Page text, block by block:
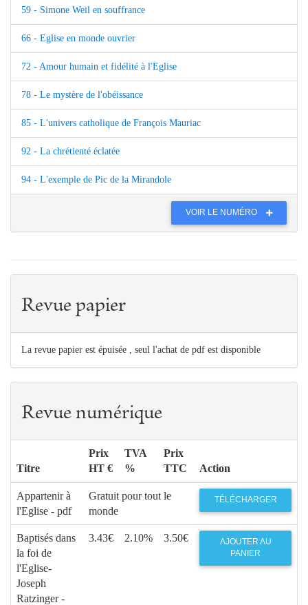
59 - Simone Weil en souffrance
66 - Eglise en monde ouvrier
72 - Amour humain et fidélité à l'Eglise
78 - Le mystère de l'obéissance
85 - L'univers catholique de François Mauriac
92 - La chrétienté éclatée
94 - L'exemple de Pic de la Mirandole
VOIR LE NUMÉRO
Revue papier
La revue papier est épuisée , seul l'achat de pdf est disponible
Revue numérique
Titre
Prix
HT €
TVA
%
Prix
TTC
Action
Appartenir à
l'Eglise - pdf
Gratuit pour tout le
monde
TÉLÉCHARGER
Baptisés dans
la foi de
l'Eglise-
Joseph
Ratzinger -
3.43€ 2.10% 3.50€
AJOUTER AU
PANIER